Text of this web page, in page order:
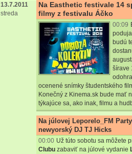
13.7.2011
streda
Na Easthetic festivale 14
filmy z festivalu Áčko
00:09
budú
šírave
ocenené snímky študentského
Konečný z Kinema.sk bude mať
týkajúce sa, ako inak, filmu a
Na júlovej Leporelo_FM
newyorský DJ TJ Hicks
00:00 Už túto sobotu sa môžete
Clubu zabaviť na júlové vydanie